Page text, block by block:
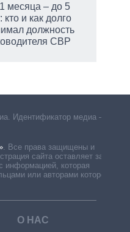
месяца – до 5
кто и как долго
должность
СВР
Идентификатор медиа –
Все права защищены и
сайта оставляет за
информацией, которая
или авторами которой
О НАС